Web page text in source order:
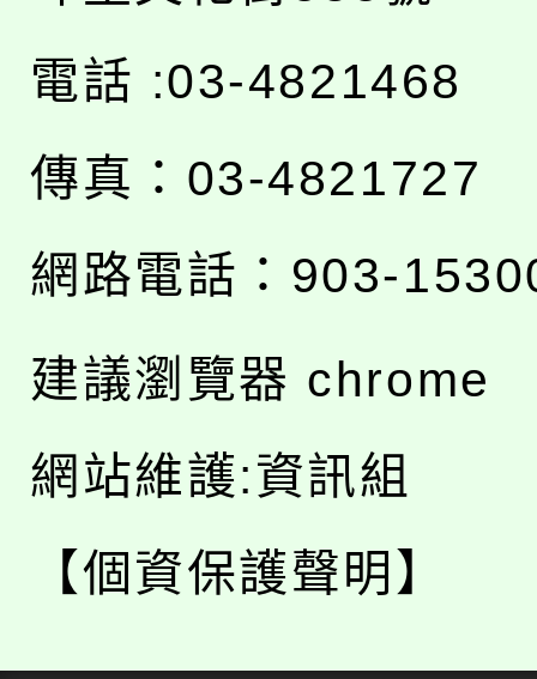
電話 :03-4821468
傳真：03-4821727
網路電話：903-
建議瀏覽器 chrome
網站維護:資訊組
【個資保護聲明】